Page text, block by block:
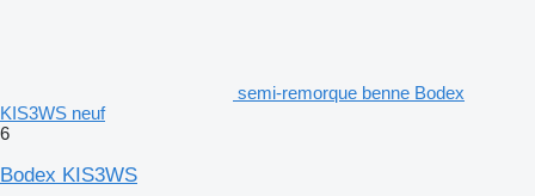
semi-remorque benne Bodex
KIS3WS neuf
6
Bodex KIS3WS